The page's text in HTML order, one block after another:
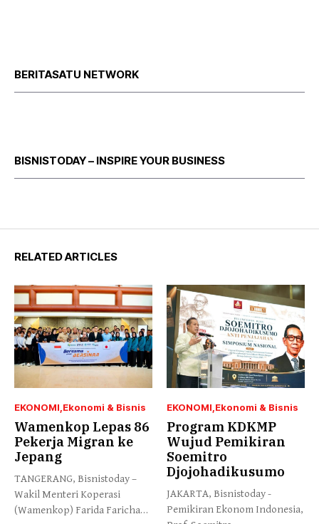
BERITASATU NETWORK
BISNISTODAY – INSPIRE YOUR BUSINESS
RELATED ARTICLES
EKONOMI Ekonomi & Bisnis
Wamenkop Lepas 86
Pekerja Migran ke
Jepang
TANGERANG, Bisnistoday –
Wakil Menteri Koperasi
(Wamenkop) Farida Farichah
EKONOMI Ekonomi & Bisnis
Program KDKMP
Wujud Pemikiran
Soemitro
Djojohadikusumo
JAKARTA, Bisnistoday -
Pemikiran Ekonom Indonesia,